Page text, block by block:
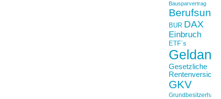
Bausparvertrag
BUR DAX
Einbruch
ETF´s
Gesetzliche
GKV